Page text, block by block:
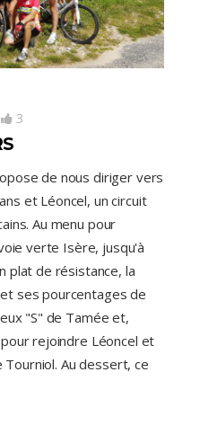
3
de nous diriger vers
et Léoncel, un circuit
Au menu pour
verte Isère, jusqu'à
plat de résistance, la
ses pourcentages de
"S" de Tamée et,
rejoindre Léoncel et
Au dessert, ce